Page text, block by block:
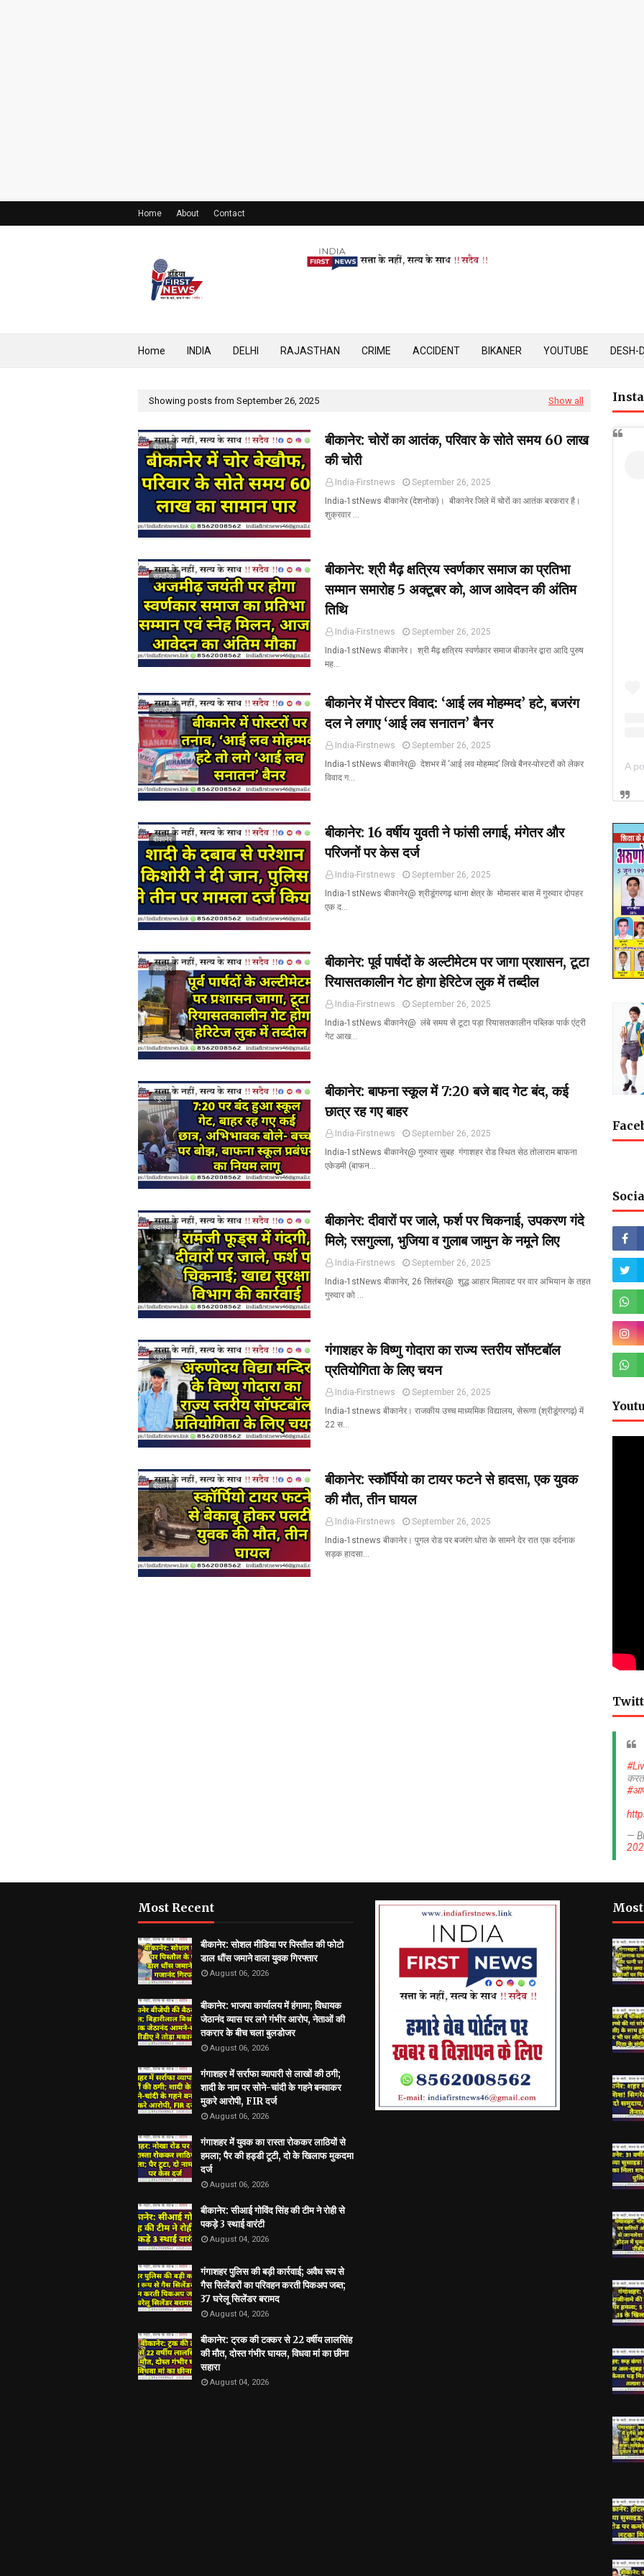
Home About Contact
Home INDIA DELHI RAJASTHAN CRIME ACCIDENT BIKANER YOUTUBE DESH-
Showing posts from September 26, 2025 Show all
बीकानेर
बीकानेर: चोरों का आतंक, परिवार के सोते समय 60 लाख
की चोरी
India-Firstnews
September 26, 2025
India-1stNews बीकानेर (देशनोक)। बीकानेर जिले में चोरों का आतंक बरकरार है।
शुक्रवार …
सामाजिक
बीकानेर: श्री मैढ़ क्षत्रिय स्वर्णकार समाज का प्रतिभा
सम्मान समारोह 5 अक्टूबर को, आज आवेदन की अंतिम
तिथि
India-Firstnews
September 26, 2025
India-1stNews बीकानेर। श्री मैढ़ क्षत्रिय स्वर्णकार समाज बीकानेर द्वारा आदि पुरुष
मह…
सामाजिक
बीकानेर में पोस्टर विवाद: ‘आई लव मोहम्मद’ हटे, बजरंग
दल ने लगाए ‘आई लव सनातन’ बैनर
India-Firstnews
September 26, 2025
India-1stNews बीकानेर@ देशभर में ‘आई लव मोहम्मद’ लिखे बैनर-पोस्टरों को लेकर
विवाद ग…
बीकानेर
बीकानेर: 16 वर्षीय युवती ने फांसी लगाई, मंगेतर और
परिजनों पर केस दर्ज
India-Firstnews
September 26, 2025
India-1stNews बीकानेर@ श्रीडूंगरगढ़ थाना क्षेत्र के मोमासर बास में गुरुवार दोपहर
एक द…
बीकानेर
बीकानेर: पूर्व पार्षदों के अल्टीमेटम पर जागा प्रशासन, टूटा
रियासतकालीन गेट होगा हेरिटेज लुक में तब्दील
India-Firstnews
September 26, 2025
India-1stNews बीकानेर@ लंबे समय से टूटा पड़ा रियासतकालीन पब्लिक पार्क एंट्री
गेट आख…
स्कूल
बीकानेर: बाफना स्कूल में 7:20 बजे बाद गेट बंद, कई
छात्र रह गए बाहर
India-Firstnews
September 26, 2025
India-1stNews बीकानेर@ गुरुवार सुबह गंगाशहर रोड स्थित सेठ तोलाराम बाफना
एकेडमी (बाफन…
स्वास्थ्य
बीकानेर: दीवारों पर जाले, फर्श पर चिकनाई, उपकरण गंदे
मिले; रसगुल्ला, भुजिया व गुलाब जामुन के नमूने लिए
India-Firstnews
September 26, 2025
India-1stNews बीकानेर, 26 सितंबर@ शुद्ध आहार मिलावट पर वार अभियान के तहत
गुरुवार को …
स्कूल
गंगाशहर के विष्णु गोदारा का राज्य स्तरीय सॉफ्टबॉल
प्रतियोगिता के लिए चयन
India-Firstnews
September 26, 2025
India-1stnews बीकानेर। राजकीय उच्च माध्यमिक विद्यालय, सेरूणा (श्रीडूंगरगढ़) में
22 स…
बीकानेर
बीकानेर: स्कॉर्पियो का टायर फटने से हादसा, एक युवक
की मौत, तीन घायल
India-Firstnews
September 26, 2025
India-1stnews बीकानेर। पुगल रोड पर बजरंग धोरा के सामने देर रात एक दर्दनाक
सड़क हादसा…
—
Most Recent
बीकानेर: सोशल मीडिया पर पिस्तौल की फोटो
डाल धौंस जमाने वाला युवक गिरफ्तार
August 06, 2026
बीकानेर: भाजपा कार्यालय में हंगामा; विधायक
जेठानंद व्यास पर लगे गंभीर आरोप, नेताओं की
तकरार के बीच चला बुलडोजर
August 06, 2026
गंगाशहर में सर्राफा व्यापारी से लाखों की ठगी;
शादी के नाम पर सोने-चांदी के गहने बनवाकर
मुकरे आरोपी, FIR दर्ज
August 06, 2026
गंगाशहर में युवक का रास्ता रोककर लाठियों से
हमला; पैर की हड्डी टूटी, दो के खिलाफ मुकदमा
दर्ज
August 06, 2026
बीकानेर: सीआई गोविंद सिंह की टीम ने रोही से
पकड़े 3 स्थाई वारंटी
August 04, 2026
गंगाशहर पुलिस की बड़ी कार्रवाई; अवैध रूप से
गैस सिलेंडरों का परिवहन करती पिकअप जब्त;
37 घरेलू सिलेंडर बरामद
August 04, 2026
बीकानेर: ट्रक की टक्कर से 22 वर्षीय लालसिंह
की मौत, दोस्त गंभीर घायल, विधवा मां का छीना
सहारा
August 04, 2026